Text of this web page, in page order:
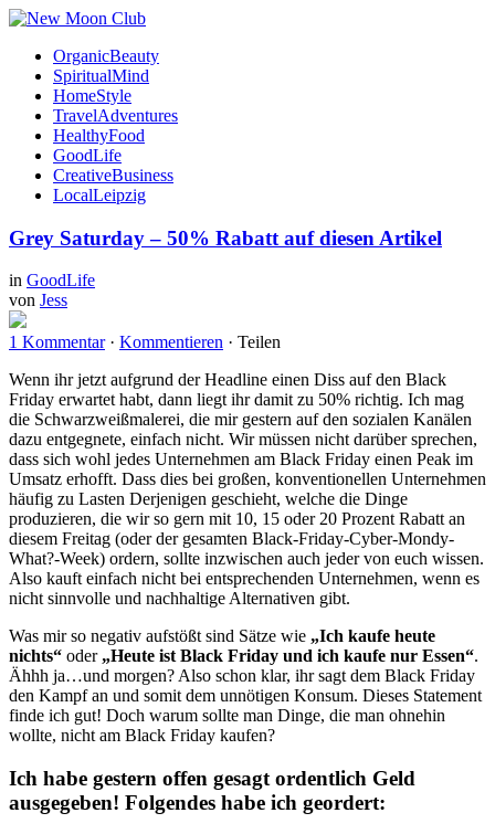
OrganicBeauty
SpiritualMind
HomeStyle
TravelAdventures
HealthyFood
GoodLife
CreativeBusiness
LocalLeipzig
Grey Saturday – 50% Rabatt auf diesen Artikel
in GoodLife
von Jess
1 Kommentar· Kommentieren · Teilen
Wenn ihr jetzt aufgrund der Headline einen Diss auf den Black
Friday erwartet habt, dann liegt ihr damit zu 50% richtig. Ich mag
die Schwarzweißmalerei, die mir gestern auf den sozialen Kanälen
dazu entgegnete, einfach nicht. Wir müssen nicht darüber sprechen,
dass sich wohl jedes Unternehmen am Black Friday einen Peak im
Umsatz erhofft. Dass dies bei großen, konventionellen Unternehmen
häufig zu Lasten Derjenigen geschieht, welche die Dinge
produzieren, die wir so gern mit 10, 15 oder 20 Prozent Rabatt an
diesem Freitag (oder der gesamten Black-Friday-Cyber-Mondy-
What?-Week) ordern, sollte inzwischen auch jeder von euch wissen.
Also kauft einfach nicht bei entsprechenden Unternehmen, wenn es
nicht sinnvolle und nachhaltige Alternativen gibt.
Was mir so negativ aufstößt sind Sätze wie „Ich kaufe heute
nichts“ oder „Heute ist Black Friday und ich kaufe nur Essen“.
Ähhh ja…und morgen? Also schon klar, ihr sagt dem Black Friday
den Kampf an und somit dem unnötigen Konsum. Dieses Statement
finde ich gut! Doch warum sollte man Dinge, die man ohnehin
wollte, nicht am Black Friday kaufen?
Ich habe gestern offen gesagt ordentlich Geld
ausgegeben! Folgendes habe ich geordert: